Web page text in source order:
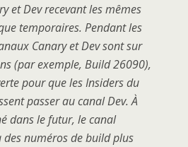
et Dev recevant les mêmes
temporaires. Pendant les
Canary et Dev sont sur
(par exemple, Build 26090),
pour que les Insiders du
passer au canal Dev. À
dans le futur, le canal
des numéros de build plus